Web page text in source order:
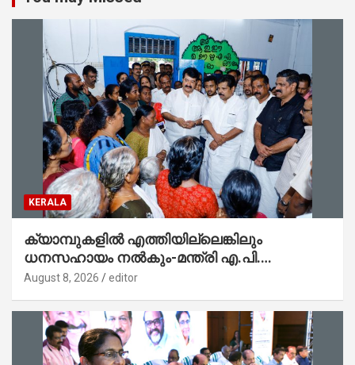
KERALA
ക്യാമ്പുകളിൽ എത്തിയില്ലെങ്കിലും
ധനസഹായം നൽകും-മന്ത്രി എ.പി.
അനിൽകുമാർ
August 8, 2026 editor